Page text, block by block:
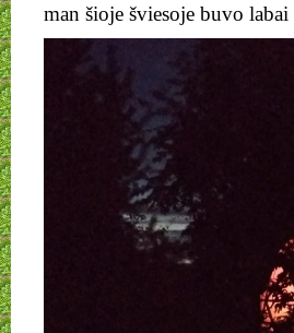
man šioje šviesoje buvo labai